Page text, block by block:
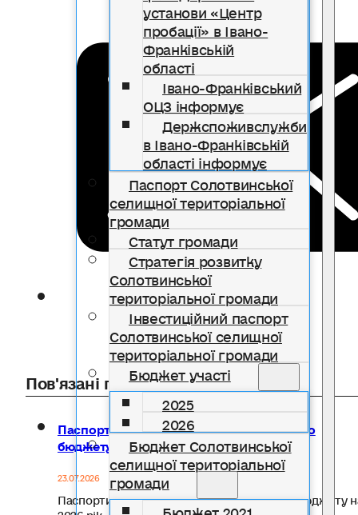
установи «Центр
пробації» в Івано-
Франківській
області
Івано-Франківський
ОЦЗ інформує
Держспоживслужби
в Івано-Франківській
області інформує
Паспорт Солотвинської
селищної територіальної
громади
Статут громади
Стратегія розвитку
Солотвинської
територіальної громади
Інвестиційний паспорт
Солотвинської селищної
територіальної громади
Бюджет участі
2025
2026
Бюджет Солотвинської
селищної територіальної
громади
Бюджет 2021
Пов'язані публікації
Паспорти бюджетних програм місцевого
бюджету на 2026 рік
23.07.2026
Паспорти бюджетних програм місцевого бюджету